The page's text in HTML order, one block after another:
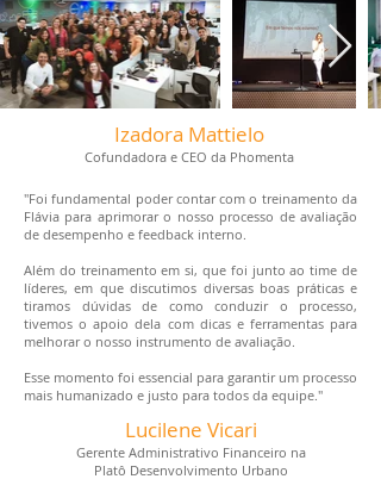
Izadora Mattielo
Cofundadora e CEO da Phomenta
"Foi fundamental poder contar com o treinamento da
Flávia para aprimorar o nosso processo de avaliação
de desempenho e feedback interno.
Além do treinamento em si, que foi junto ao time de
líderes, em que discutimos diversas boas práticas e
tiramos dúvidas de como conduzir o processo,
tivemos o apoio dela com dicas e ferramentas para
melhorar o nosso instrumento de avaliação.
Esse momento foi essencial para garantir um processo
mais humanizado e justo para todos da equipe."
Lucilene Vicari
Gerente Administrativo Financeiro na
Platô Desenvolvimento Urbano